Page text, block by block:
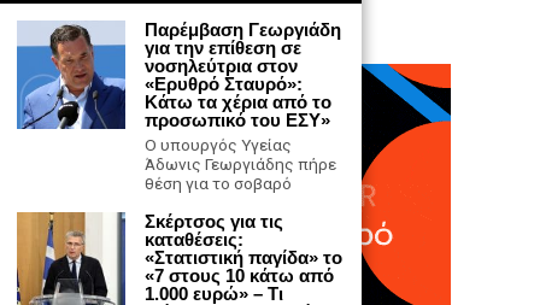
Παρέμβαση Γεωργιάδη
για την επίθεση σε
νοσηλεύτρια στον
«Ερυθρό Σταυρό»:
Κάτω τα χέρια από το
προσωπικό του ΕΣΥ»
Ο υπουργός Υγείας
Άδωνις Γεωργιάδης πήρε
θέση για το σοβαρό
Σκέρτσος για τις
καταθέσεις:
«Στατιστική παγίδα» το
«7 στους 10 κάτω από
1.000 ευρώ» – Τι